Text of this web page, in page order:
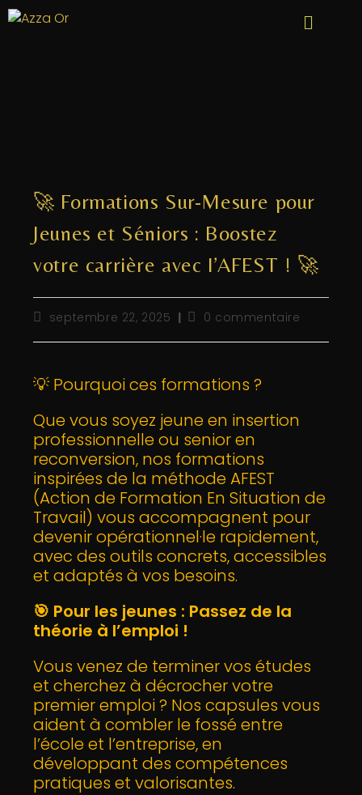
🚀 Formations Sur-Mesure pour
Jeunes et Séniors : Boostez
votre carrière avec l’AFEST ! 🚀
septembre 22, 2025 0 commentaire
💡 Pourquoi ces formations ?
Que vous soyez jeune en insertion
professionnelle ou senior en
reconversion, nos formations
inspirées de la méthode AFEST
(Action de Formation En Situation de
Travail) vous accompagnent pour
devenir opérationnel·le rapidement,
avec des outils concrets, accessibles
et adaptés à vos besoins.
🎯 Pour les jeunes : Passez de la
théorie à l’emploi !
Vous venez de terminer vos études
et cherchez à décrocher votre
premier emploi ? Nos capsules vous
aident à combler le fossé entre
l’école et l’entreprise, en
développant des compétences
pratiques et valorisantes.